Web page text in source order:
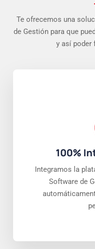
Te ofrecemos una
de Gestión para que
y así poder
100%
Integramos la
Software de